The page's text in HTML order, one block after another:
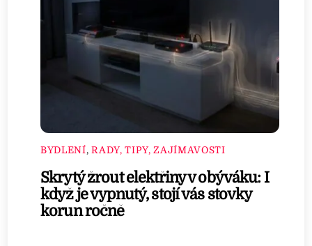
BYDLENÍ,RADY, TIPY, ZAJÍMAVOSTI
Skrytý žrout elektřiny v obýváku: I
když je vypnutý, stojí vás stovky
korun ročně